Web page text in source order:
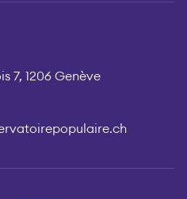
7, 1206 Genève